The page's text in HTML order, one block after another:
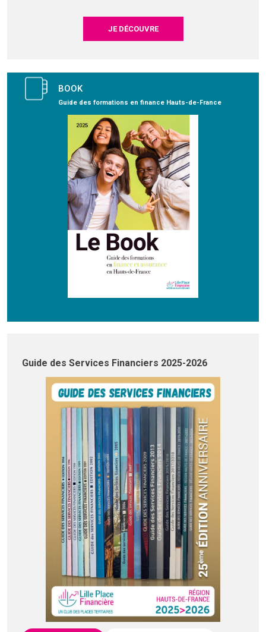
JE DÉCOUVRE
BOOK
Guide des formations en finance Hauts-de-France
Guide des Services Financiers 2025-2026